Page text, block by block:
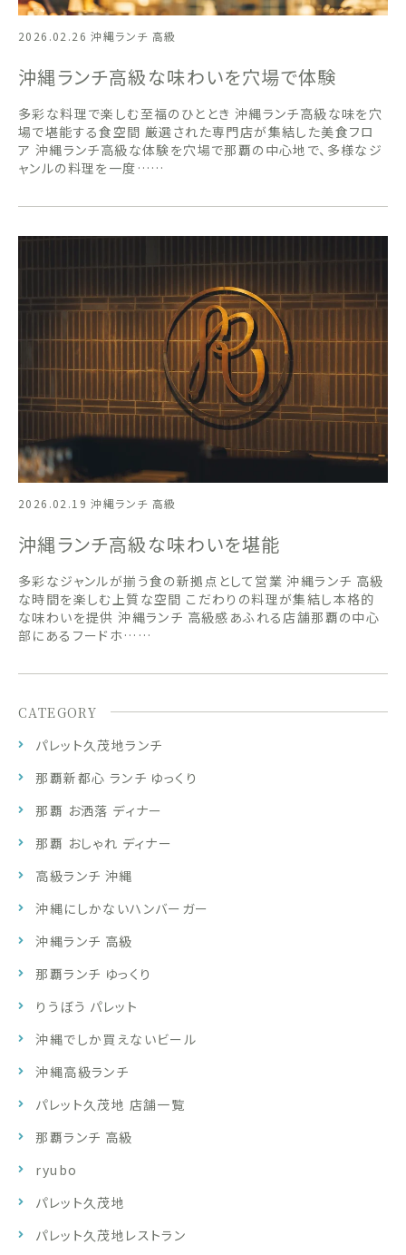
2026.02.26 沖縄ランチ 高級
沖縄ランチ高級な味わいを穴場で体験
多彩な料理で楽しむ至福のひととき 沖縄ランチ高級な味を穴
場で堪能する食空間 厳選された専門店が集結した美食フロ
ア 沖縄ランチ高級な体験を穴場で那覇の中心地で、多様なジ
ャンルの料理を一度……
2026.02.19 沖縄ランチ 高級
沖縄ランチ高級な味わいを堪能
多彩なジャンルが揃う食の新拠点として営業 沖縄ランチ 高級
な時間を楽しむ上質な空間 こだわりの料理が集結し本格的
な味わいを提供 沖縄ランチ 高級感あふれる店舗那覇の中心
部にあるフードホ……
CATEGORY
パレット久茂地ランチ
那覇新都心 ランチ ゆっくり
那覇 お洒落 ディナー
那覇 おしゃれ ディナー
高級ランチ 沖縄
沖縄にしかないハンバーガー
沖縄ランチ 高級
那覇ランチ ゆっくり
りうぼう パレット
沖縄でしか買えないビール
沖縄高級ランチ
パレット久茂地 店舗一覧
那覇ランチ 高級
ryubo
パレット久茂地
パレット久茂地レストラン